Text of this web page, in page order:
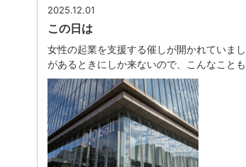
2025.12.01
この日は
女性の起業を支援する催しが開かれていま
があるときにしか来ないので、こんなこと